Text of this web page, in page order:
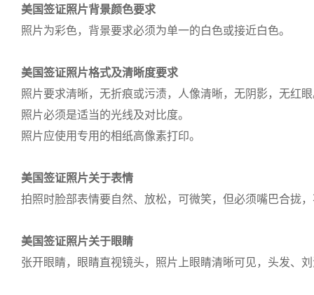
美国签证照片背景颜色要求
照片为彩色，背景要求必须为单一的白色或接近白色。
美国签证照片格式及清晰度要求
照片要求清晰，无折痕或污渍，人像清晰，无阴影，无红
照片必须是适当的光线及对比度。
照片应使用专用的相纸高像素打印。
美国签证照片关于表情
拍照时脸部表情要自然、放松，可微笑，但必须嘴巴合拢
美国签证照片关于眼睛
张开眼睛，眼睛直视镜头，照片上眼睛清晰可见，头发、